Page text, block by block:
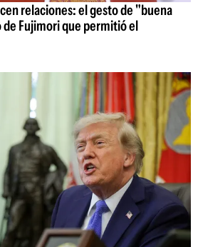
relaciones: el gesto de "buena
Fujimori que permitió el